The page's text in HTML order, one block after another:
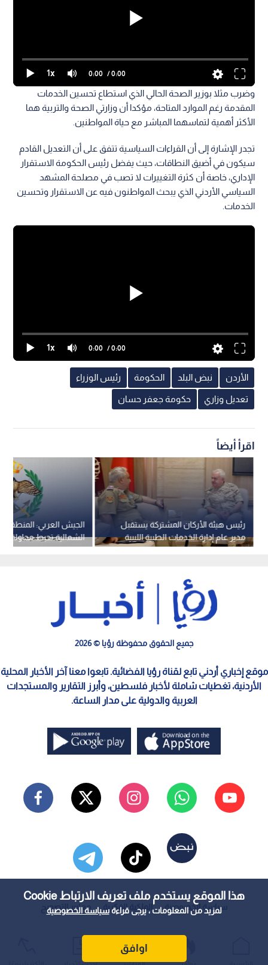
هذا الموقع يستخدم ملف تعريف الارتباط Cookie
لمزيد من المعلومات ، يرجى قراءةسياسة الخصوصية
اوافق
1x 0:00 / 0:00
وضرب مثلا بوزير الصحة الحالي الذي استطاع تحسين الخدمات
المقدمة رغم الموارد المتاحة، مؤكدا أن وزارتي الصحة والتربية هما
الأكثر أهمية لتماسهما المباشر مع حياة المواطنين.
تجدر الإشارة إلى أن القراءات السياسية تتفق على أن التعديل القادم
سيكون في أضيق النطاقات، حيث يفضل رئيس الحكومة الاستقرار
الإداري، خاصة أن كثرة التغييرات لا تصب في مصلحة المشهد
السياسي الأردني الذي يبحث المواطنون فيه عن الاستقرار وتحسين
الخدمات.
1x 0:00 / 0:00
الأردن نبض البلد الحكومة رئيس الوزراء
تعديل وزاري حكومة جعفر حسان
اقرأ أيضاً
الجيش العربي: المنطقة
الشمالية تحبط محاولة
إحدى واجهاتها الحدودية
رئيس هيئة الأركان المشتركة يستقبل
مدير عام إدارة الخدمات الطبية الليبية
جميع الحقوق محفوظة رؤيا © 2026
موقع إخباري أردني تابع لقناة رؤيا الفضائية. تابعوا معنا آخر الأخبار المحلية
الأردنية، تغطيات شاملة لأخبار فلسطين، وأبرز التقارير والمستجدات
العربية والدولية على مدار الساعة.
سياسة الخصوصية الملكية الفكرية معايير التصحيح